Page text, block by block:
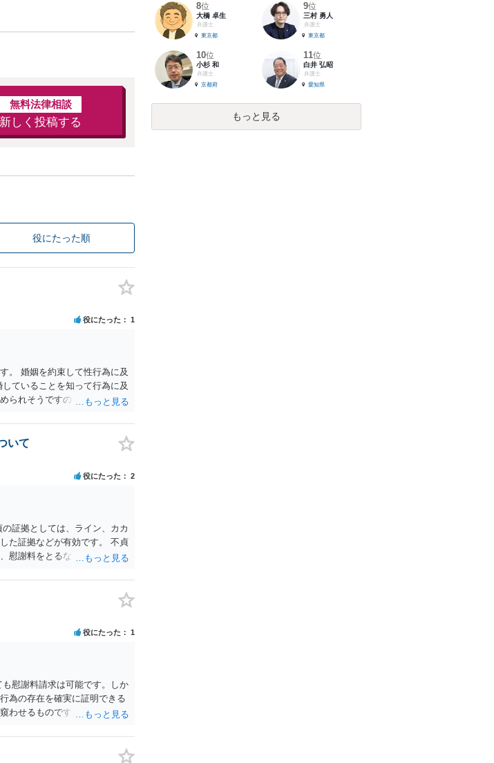
無料法律相談
新しく投稿する
役にたった順
役にたった 1
。 婚姻を約束して性行為に及
ていることを知って行為に及
られそうですので、あまり慰
いて
役にたった 2
証拠としては、ライン、カカ
た証拠などが有効です。 不貞
慰謝料をとるなど）ことがで
役にたった 1
慰謝料請求は可能です。しか
為の存在を確実に証明できる
わせるものです。）。ですか
を考えて書いてもらうか否か
めることも含む）できるので
8位
大橋 卓生
弁護士
東京都
9位
三村 勇人
弁護士
東京都
10位
小杉 和
弁護士
京都府
11位
白井 弘昭
弁護士
愛知県
もっと見る